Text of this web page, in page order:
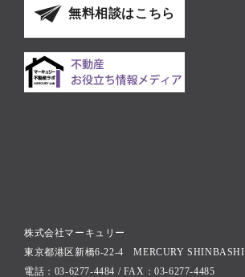
無料相談はこちら
株式会社マーキュリー
東京都港区新橋6-22-4 MERCURY SHINBASHI
電話：03-6277-4484 / FAX：03-6277-4485